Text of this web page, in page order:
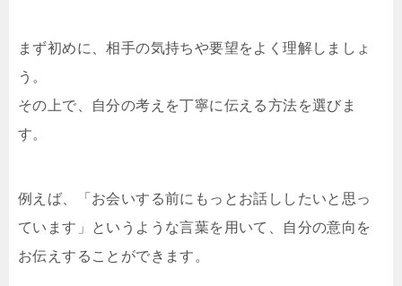
まず初めに、相手の気持ちや要望をよく理解しましょ
う。
その上で、自分の考えを丁寧に伝える方法を選びま
す。
例えば、「お会いする前にもっとお話ししたいと思っ
ています」というような言葉を用いて、自分の意向を
お伝えすることができます。